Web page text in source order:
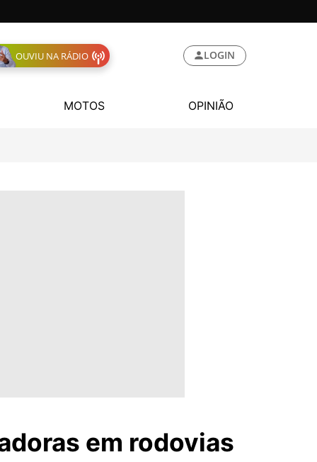
OUVIU NA RÁDIO LOGIN
MOTOS OPINIÃO
em rodovias